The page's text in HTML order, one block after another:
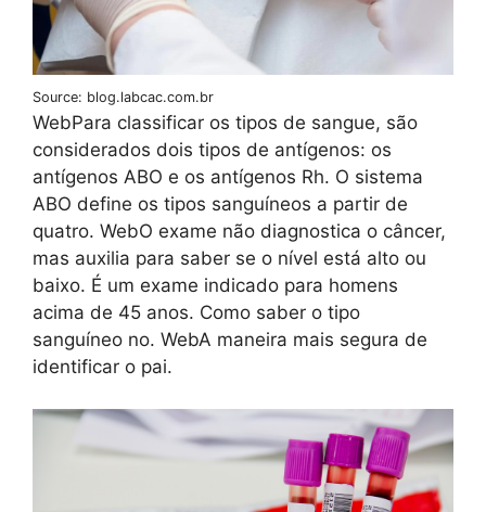
Source: blog.labcac.com.br
WebPara classificar os tipos de sangue, são
considerados dois tipos de antígenos: os
antígenos ABO e os antígenos Rh. O sistema
ABO define os tipos sanguíneos a partir de
quatro. WebO exame não diagnostica o câncer,
mas auxilia para saber se o nível está alto ou
baixo. É um exame indicado para homens
acima de 45 anos. Como saber o tipo
sanguíneo no. WebA maneira mais segura de
identificar o pai.